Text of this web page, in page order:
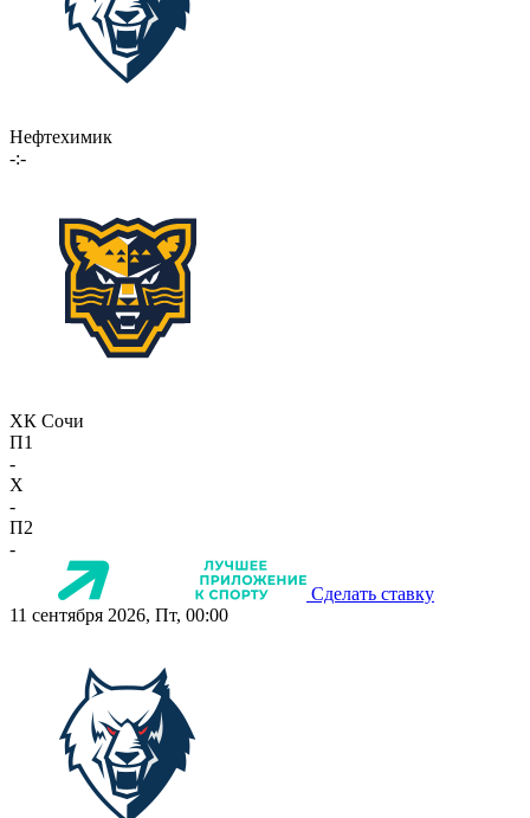
Нефтехимик
-:-
ХК Сочи
П1
-
X
-
П2
-
Сделать ставку
11 сентября 2026, Пт, 00:00